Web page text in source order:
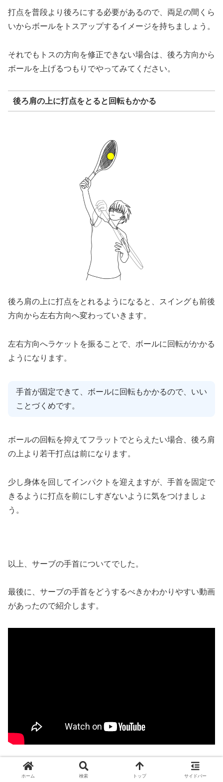
打点を普段より後ろにする必要があるので、両足の間くら
いからボールをトスアップするイメージを持ちましょう。
それでもトスの方向を修正できない場合は、後ろ方向から
ボールを上げるつもりでやってみてください。
後ろ肩の上に打点をとると回転もかかる
後ろ肩の上に打点をとれるようになると、スイングも前後
方向から左右方向へ変わっていきます。
左右方向へラケットを振ることで、ボールに回転がかかる
ようになります。
手首が固定できて、ボールに回転もかかるので、いい
ことづくめです。
ボールの回転を抑えてフラットでとらえたい場合、後ろ肩
の上より若干打点は前になります。
少し身体を回してインパクトを迎えますが、手首を固定で
きるように打点を前にしすぎないように気をつけましょ
う。
以上、サーブの手首についてでした。
最後に、サーブの手首をどうするべきかわかりやすい動画
があったので紹介します。
鈴木貴男プロがジュニアにサーブを教えている動画で、と
てもわかりやすいです。(24:00から「スタート時の手首の
ホーム 検索 トップ サイドバー